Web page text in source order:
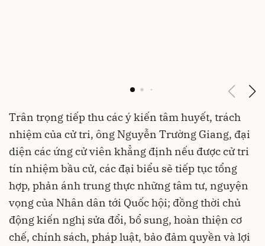
Trân trọng tiếp thu các ý kiến tâm huyết, trách
nhiệm của cử tri, ông Nguyễn Trường Giang, đại
diện các ứng cử viên khẳng định nếu được cử tri
tín nhiệm bầu cử, các đại biểu sẽ tiếp tục tổng
hợp, phản ánh trung thực những tâm tư, nguyện
vọng của Nhân dân tới Quốc hội; đồng thời chủ
động kiến nghị sửa đổi, bổ sung, hoàn thiện cơ
chế, chính sách, pháp luật, bảo đảm quyền và lợi